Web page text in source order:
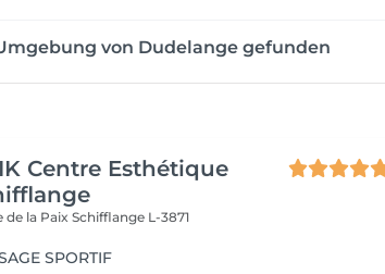
von Dudelange gefunden
Centre Esthétique
de la PaixSchifflange L-3871
SPORTIF